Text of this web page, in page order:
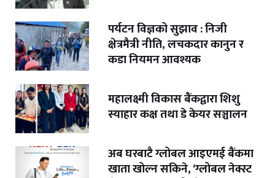
पर्यटन विज्ञको सुझाव : निजी
क्षेत्रमैत्री नीति, लचकदार कानुन र
कडा नियमन आवश्यक
महालक्ष्मी विकास बैंकद्वारा शिशु
स्याहार कक्ष तथा डे केयर सञ्चालन
अब घरबाटै ग्लोबल आइएमई बैंकमा
खाता खोल्न सकिने, ‘ग्लोबल नेक्स्ट